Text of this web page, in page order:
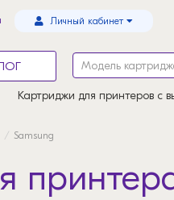
Личный кабинет
Картриджи для принтеров с
Samsung